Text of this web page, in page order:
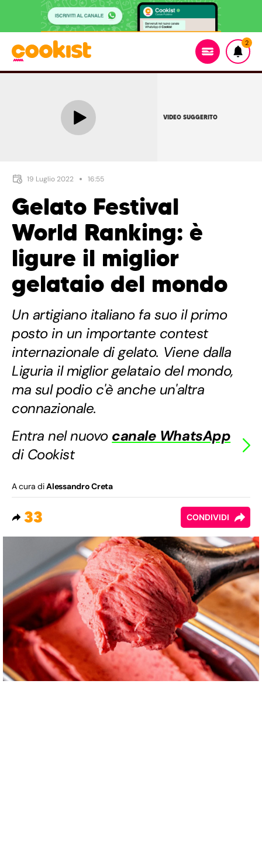
2
VIDEO SUGGERITO
19 Luglio 2022 16:55
Gelato Festival
World Ranking: è
ligure il miglior
gelataio del mondo
Un artigiano italiano fa suo il primo
posto in un importante contest
internazionale di gelato. Viene dalla
Liguria il miglior gelataio del mondo,
ma sul podio c'è anche un'altra
connazionale.
Entra nel nuovo canale WhatsApp
di Cookist
A cura diAlessandro Creta
33 CONDIVIDI